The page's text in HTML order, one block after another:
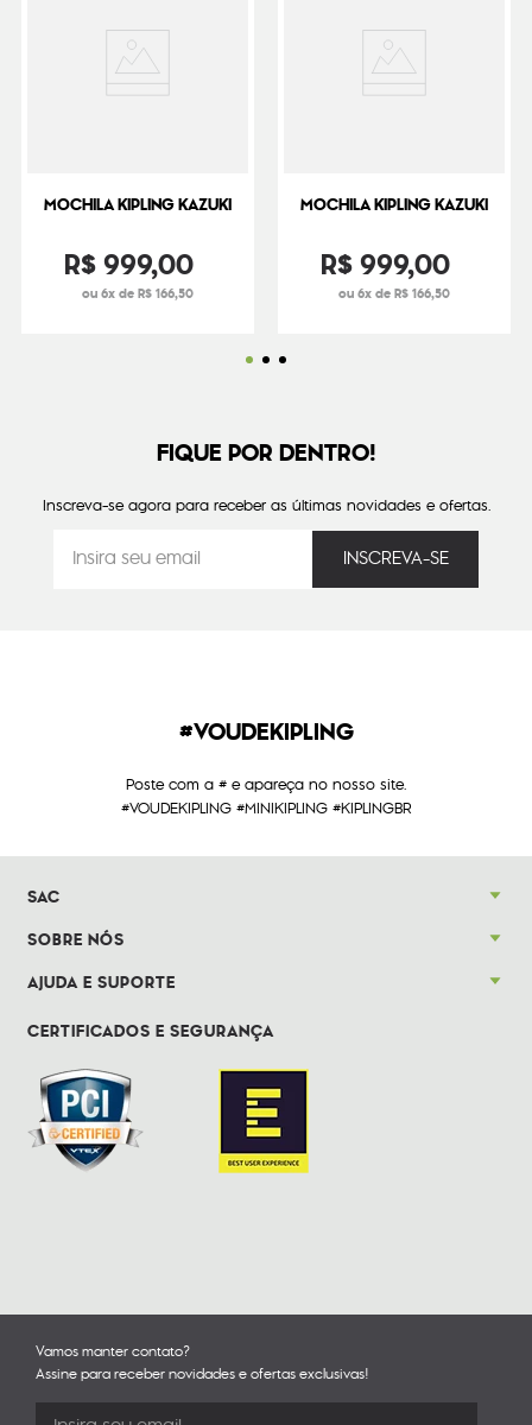
MOCHILA KIPLING KAZUKI
R$999,00
ou 6x de R$ 166,50
MOCHILA KIPLING KAZUKI
R$999,00
ou 6x de R$ 166,50
FIQUE POR DENTRO!
Inscreva-se agora para receber as últimas novidades e ofertas.
#VOUDEKIPLING
Poste com a # e apareça no nosso site.
#VOUDEKIPLING #MINIKIPLING #KIPLINGBR
SAC
SOBRE NÓS
AJUDA E SUPORTE
CERTIFICADOS E SEGURANÇA
Vamos manter contato?
Assine para receber novidades e ofertas exclusivas!